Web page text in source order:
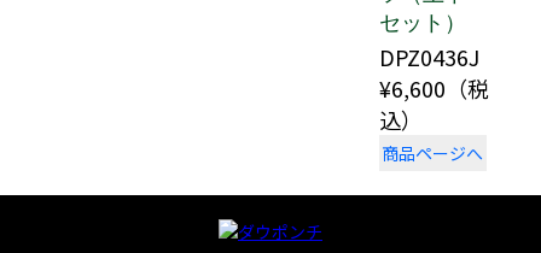
セット）
DPZ0436J
¥6,600（税
込）
商品ページへ